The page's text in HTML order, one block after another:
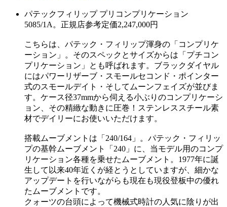
パテックフィリップ プリコンプリケーション
5085/1A。正規店参考定価2,247,000円
こちらは、パテック・フィリップ渾身の「コンプリケ
ーション」。そのスペックとサイズからは「プチコン
プリケーション」とも呼ばれます。ブラックダイヤル
にはパワーリザーブ・スモールセコンド・ポインター
式のスモールデイト・そしてムーンフェイズが並びま
す。ケース径37mmから伺える小ぶりのコンプリケーシ
ョン、その精緻な動きに圧巻！ステンレススチール素
材でデイリーにお使いいただけます。
搭載ムーブメントは「240/164」。パテック・フィリッ
プの基幹ムーブメント「240」に、当モデル用のコンプ
リケーション各種を乗せたムーブメント。1977年に誕
生して以来40年近くが経とうとしていますが、細かな
アップデートを行いながらも現在も現役登板中の優れ
たムーブメントです。
クォーツの台頭によって機械式時計の人気に陰りが出